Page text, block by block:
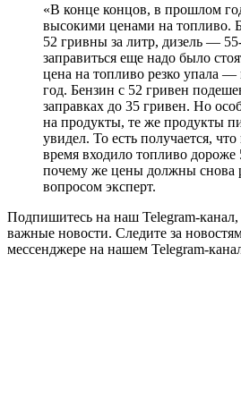
«В конце концов, в прошлом
высокими ценами на топливо.
52 гривны за литр, дизель —
заправиться еще надо было
цена на топливо резко упала —
год. Бензин с 52 гривен
заправках до 35 гривен. Но
на продукты, те же продукты
увидел. То есть получается, что
время входило топливо дороже
почему же цены должны снова
вопросом эксперт.
Подпишитесь на наш Telegram-
важные новости. Следите за
мессенджере на нашем Telegram-